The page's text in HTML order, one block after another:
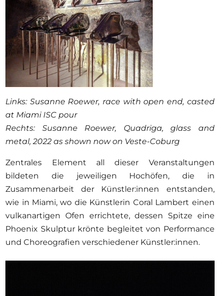
Links: Susanne Roewer, race with open end, casted
at Miami ISC pour
Rechts: Susanne Roewer, Quadriga, glass and
metal, 2022 as shown now on Veste-Coburg
Zentrales Element all dieser Veranstaltungen
bildeten die jeweiligen Hochöfen, die in
Zusammenarbeit der Künstler:innen entstanden,
wie in Miami, wo die Künstlerin Coral Lambert einen
vulkanartigen Ofen errichtete, dessen Spitze eine
Phoenix Skulptur krönte begleitet von Performance
und Choreografien verschiedener Künstler:innen.